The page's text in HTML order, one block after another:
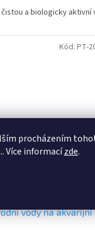
procházením
Více informacízde.
a biologicky aktivní
vody na akvarijní
Kód: PT-